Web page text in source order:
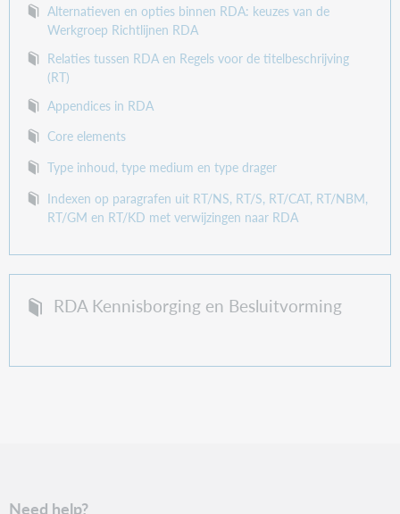
Alternatieven en opties binnen RDA: keuzes van de
Werkgroep Richtlijnen RDA
Relaties tussen RDA en Regels voor de titelbeschrijving
(RT)
Appendices in RDA
Core elements
Type inhoud, type medium en type drager
Indexen op paragrafen uit RT/NS, RT/S, RT/CAT, RT/NBM,
RT/GM en RT/KD met verwijzingen naar RDA
RDA Kennisborging en Besluitvorming
Need help?